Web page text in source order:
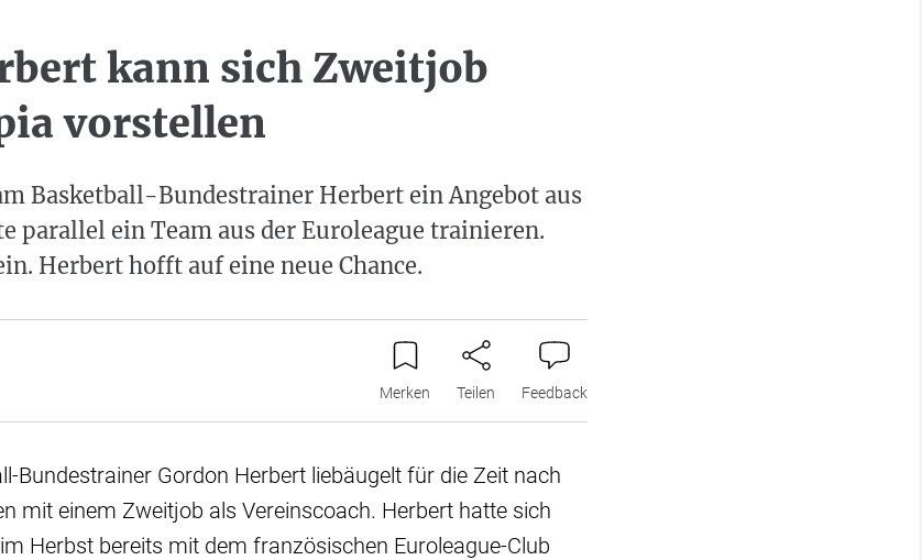
kann sich Zweitjob
vorstellen
Basketball-Bundestrainer Herbert ein Angebot aus
parallel ein Team aus der Euroleague trainieren.
Herbert hofft auf eine neue Chance.
Merken Teilen Feedback
Bundestrainer Gordon Herbert liebäugelt für die Zeit nach
mit einem Zweitjob als Vereinscoach. Herbert hatte sich
Herbst bereits mit dem französischen Euroleague-Club